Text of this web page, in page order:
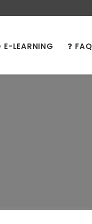
E-LEARNING FAQ